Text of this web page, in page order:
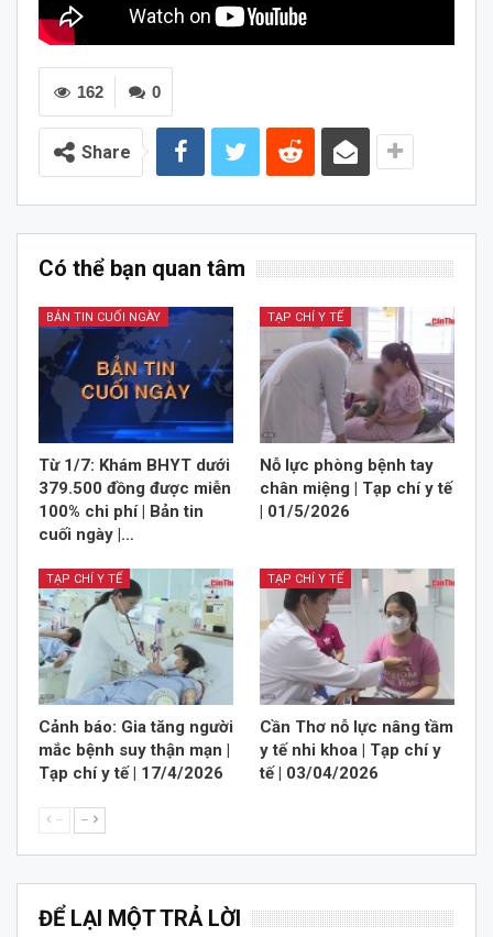
0
162
Share
Có thể bạn quan tâm
BẢN TIN CUỐI NGÀY
Từ 1/7: Khám BHYT dưới
379.500 đồng được miễn
100% chi phí | Bản tin
cuối ngày |…
TẠP CHÍ Y TẾ
Nỗ lực phòng bệnh tay
chân miệng | Tạp chí y tế
| 01/5/2026
TẠP CHÍ Y TẾ
Cảnh báo: Gia tăng người
mắc bệnh suy thận mạn |
Tạp chí y tế | 17/4/2026
TẠP CHÍ Y TẾ
Cần Thơ nỗ lực nâng tầm
y tế nhi khoa | Tạp chí y
tế | 03/04/2026
-- --
ĐỂ LẠI MỘT TRẢ LỜI